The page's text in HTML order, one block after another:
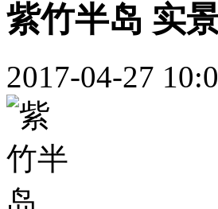
紫竹半岛 实
2017-04-27